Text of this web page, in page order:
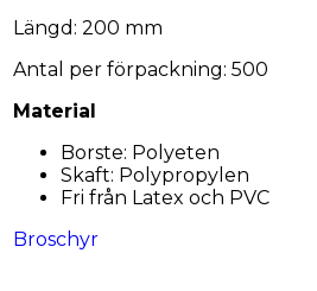
Längd: 200 mm
Antal per förpackning: 500
Material
Borste: Polyeten
Skaft: Polypropylen
Fri från Latex och PVC
Broschyr